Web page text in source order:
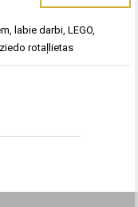
, labie darbi,LEGO,
ziedo rotaļlietas